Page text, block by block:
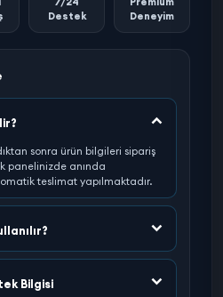
Destek
Deneyim
sonra ürün bilgileri sipariş
panelinizde anında
teslimat yapılmaktadır.
Bilgisi